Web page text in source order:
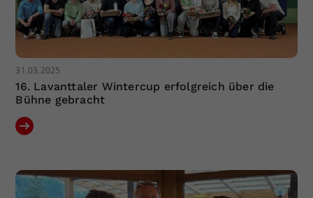
31.03.2025
16. Lavanttaler Wintercup erfolgreich über die
Bühne gebracht